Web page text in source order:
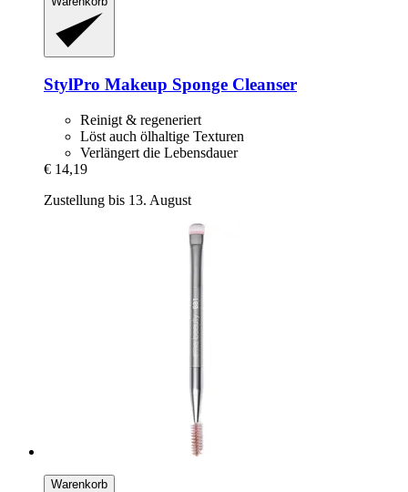
StylPro Makeup Sponge Cleanser
Reinigt & regeneriert
Löst auch ölhaltige Texturen
Verlängert die Lebensdauer
€ 14,19
Zustellung bis 13. August
Warenkorb